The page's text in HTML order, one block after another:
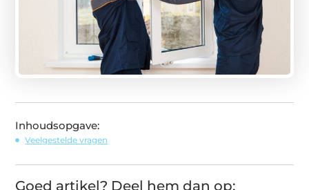
Inhoudsopgave:
Veelgestelde vragen
Goed artikel? Deel hem dan op: